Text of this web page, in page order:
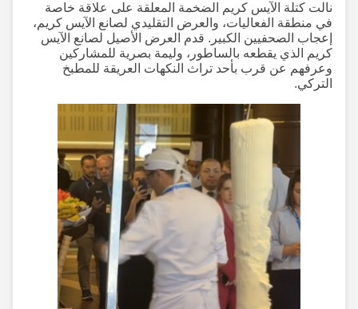
نالت كتلة الآيس كريم الضخمة المعلقة على علاقة خاصة
في منطقة الفعاليات، والعرض التقليدي لصانع الآيس كريم،
إعجاب الصحفيين الكبير. قدم العرض الأصيل لصانع الآيس
كريم الذي يقطعه بالساطور، وليمة بصرية للمشاركين
وعرفهم عن قرب بأحد تراث النكهات العريقة للمطبخ
التركي.